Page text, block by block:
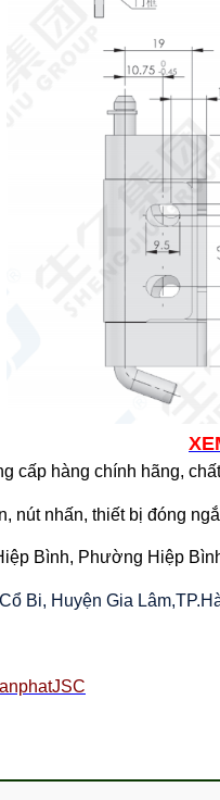
cấp hàng chính hãng,
nút nhấn, thiết bị đóng
Bình, Phường Hiệp
Bi, Huyện Gia